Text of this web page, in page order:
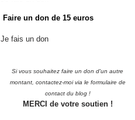
Faire un don de 15 euros
Je fais un don
Si vous souhaitez faire un don d'un autre
montant, contactez-moivia le formulaire de
contact du blog !
MERCI de votre soutien !